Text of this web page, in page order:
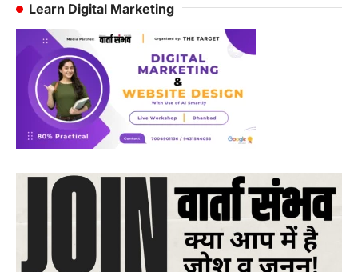
Learn Digital Marketing